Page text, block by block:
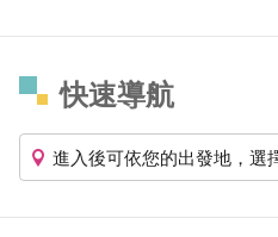
快速導航
進入後可依您的出發地，選